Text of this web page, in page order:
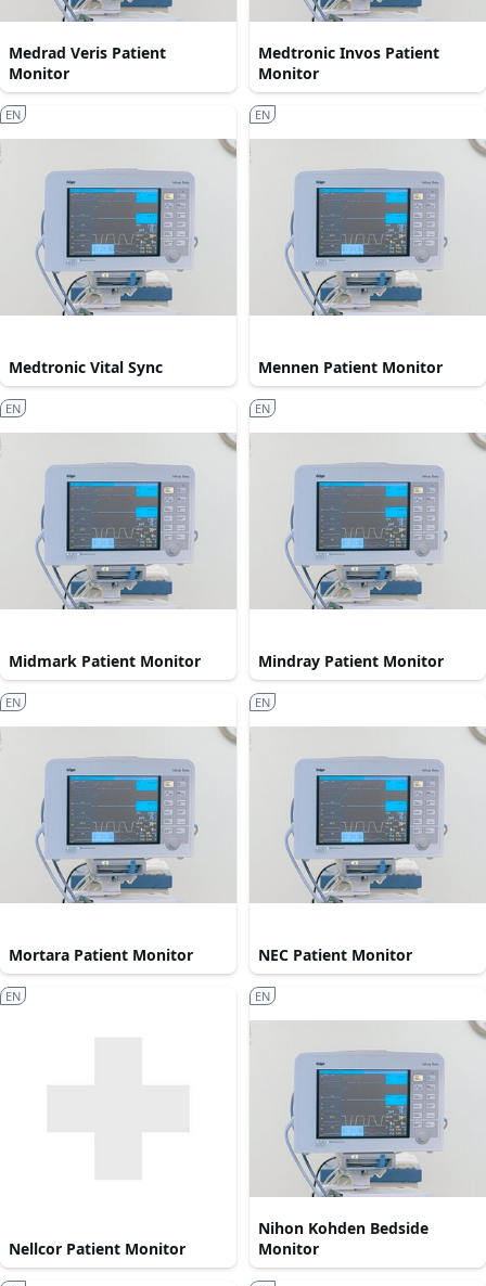
Medrad Veris Patient
Monitor
Medtronic Invos Patient
Monitor
Medtronic Vital Sync
EN
Mennen Patient Monitor
EN
Midmark Patient Monitor
EN
Mindray Patient Monitor
EN
Mortara Patient Monitor
EN
NEC Patient Monitor
EN
Nellcor Patient Monitor
EN
Nihon Kohden Bedside
Monitor
EN